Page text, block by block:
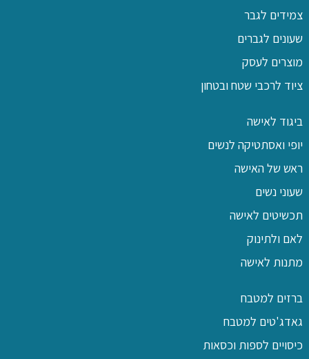
צמידים לגבר
שעונים לגברים
מוצרים לעסק
ציוד לרכבי שטח ובטחון
ביגוד לאישה
יופי ואסתטיקה לנשים
ראש של האישה
שעוני נשים
תכשיטים לאישה
לאם ולתינוק
מתנות לאישה
ברזים למטבח
גאדג'טים למטבח
כיסויים לספות וכסאות